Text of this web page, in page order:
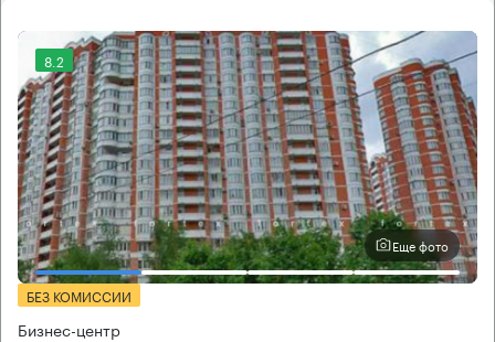
8.2
Еще фото
БЕЗ КОМИССИИ
Бизнес-центр